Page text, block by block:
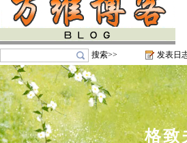
搜索>> 发表日
格致